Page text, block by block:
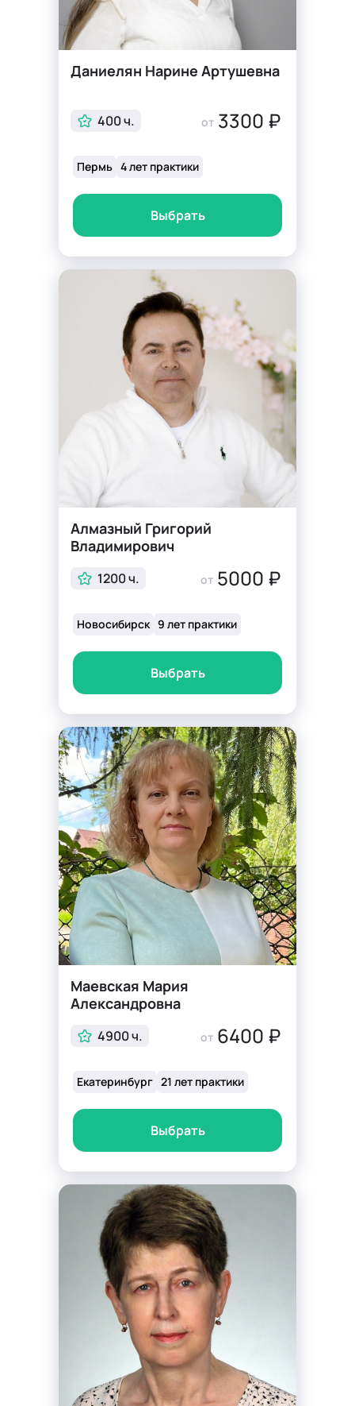
Даниелян Нарине Артушевна
400 ч. от 3300 ₽
Пермь 4 лет практики
Выбрать
Алмазный Григорий
Владимирович
1200 ч. от 5000 ₽
Новосибирск 9 лет практики
Выбрать
Маевская Мария
Александровна
4900 ч. от 6400 ₽
Екатеринбург 21 лет практики
Выбрать